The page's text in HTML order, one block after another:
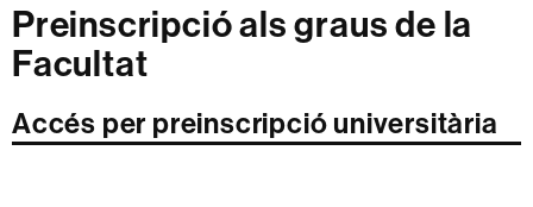
Preinscripció als graus de la
Facultat
Accés per preinscripció universitària